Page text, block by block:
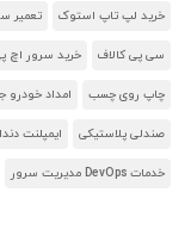
خرید لپ تاپ استوک تعمیر
سی پی کالاف خرید سرور اچ
چاپ روی چسب امداد خودرو
صندلی پلاستیکی ایمپلنت
خدمات DevOps مدیریت سرور